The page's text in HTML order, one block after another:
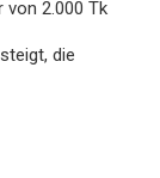
von 2.000 Tk
die